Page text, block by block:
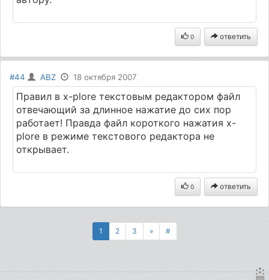
0 ответить
#44 ABZ 18 октября 2007
Правил в x-plore текстовым редактором файл
отвечающий за длинное нажатие до сих пор
работает! Правда файл короткого нажатия x-
plore в режиме текстового редактора не
открывает.
0 ответить
1 2 3 » #